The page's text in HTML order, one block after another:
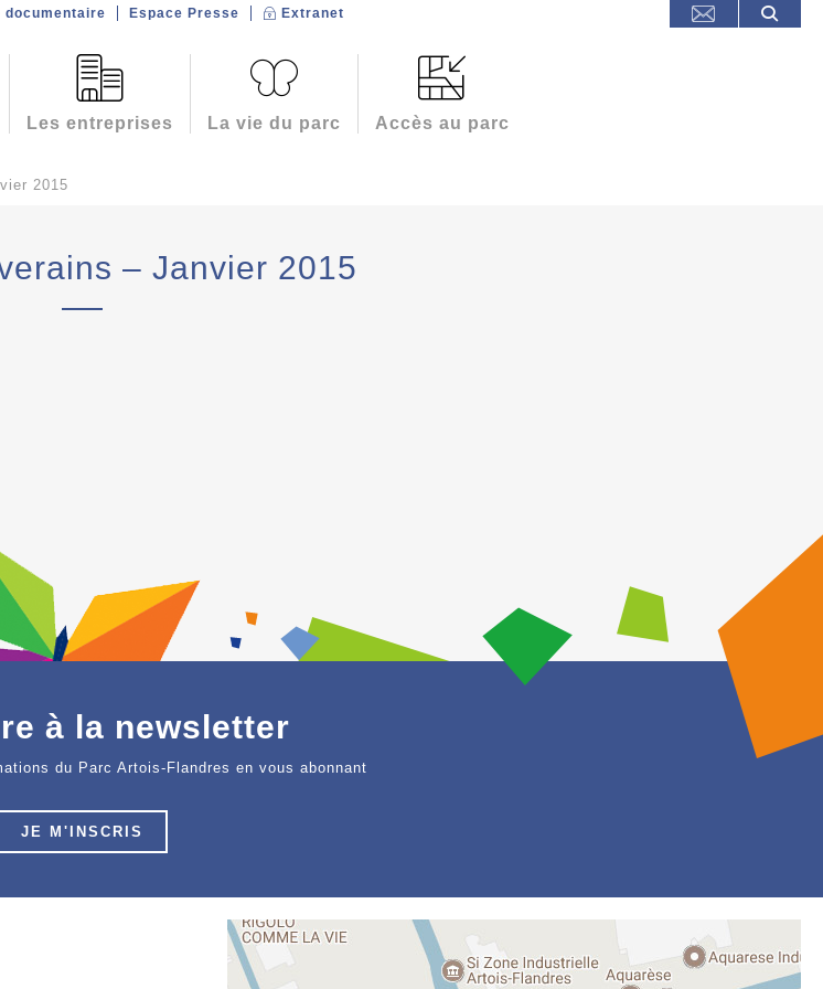
Les entreprises La vie du parc Accès au parc
documentaire Espace Presse Extranet
2015
– Janvier 2015
à la newsletter
du Parc Artois-Flandres en vous abonnant
JE M'INSCRIS